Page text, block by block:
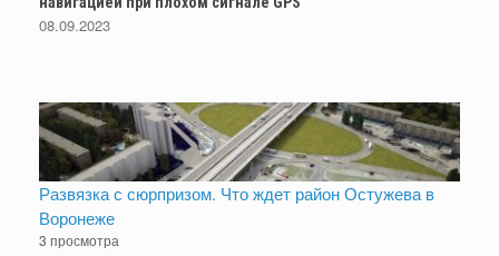
08.09.2023
Развязка с сюрпризом. Что ждет район Остужева в
Воронеже
3 просмотра